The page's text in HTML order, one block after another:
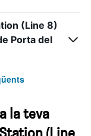
(Line 8)
Porta del
la teva